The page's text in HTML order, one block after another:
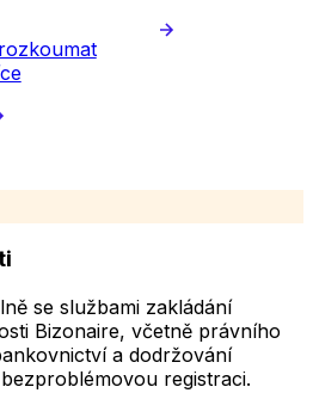
se službami zakládání
Bizonaire, včetně právního
a dodržování
registraci.